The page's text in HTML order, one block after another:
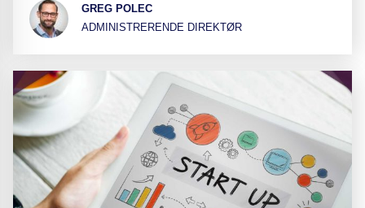
GREG POLEC
ADMINISTRERENDE DIREKTØR